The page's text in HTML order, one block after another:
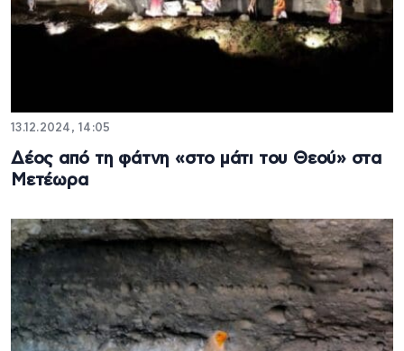
13.12.2024, 14:05
Δέος από τη φάτνη «στο μάτι του Θεού» στα
Μετέωρα